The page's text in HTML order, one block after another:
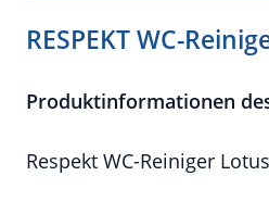
RESPEKT WC-
Produktinformationen
Respekt WC-Reiniger